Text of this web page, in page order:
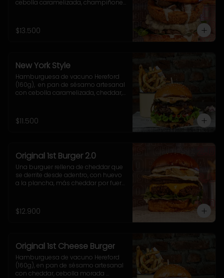
cebolla caramelizada, champiñones
la cabeza.
$13.500
New York Style
Hamburguesa de vacuno Hereford
(160g),  en pan de sésamo artesanal
con cebolla caramelizada, cheddar,
elección.
$11.500
Original 1st Burger 2.0
Una burguer rellena de cheddar que
se derrite desde adentro, con huevo
a la plancha, más cheddar por fuera,
adictiva salsa Fletch.  Blue Cheese
2.0
$12.900
Original 1st Cheese Burger
Hamburguesa de vacuno Hereford
(160g), en pan de sésamo artesanal
con cheddar, cebolla morada